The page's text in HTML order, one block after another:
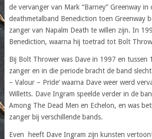
de vervanger van Mark “Barney” Greenway in
deathmetalband Benediction toen Greenway
zanger van Napalm Death te willen zijn. In
Benediction, waarna hij toetrad tot Bolt
Bij Bolt Thrower was Dave in 1997 en tussen
zanger en in die periode bracht de band
– Valour – Pride’ waarna Dave weer werd
Willetts. Dave Ingram speelde verder in de
Among The Dead Men en Echelon, en was
zanger bij verschillende bands.
Even heeft Dave Ingram zijn kunsten